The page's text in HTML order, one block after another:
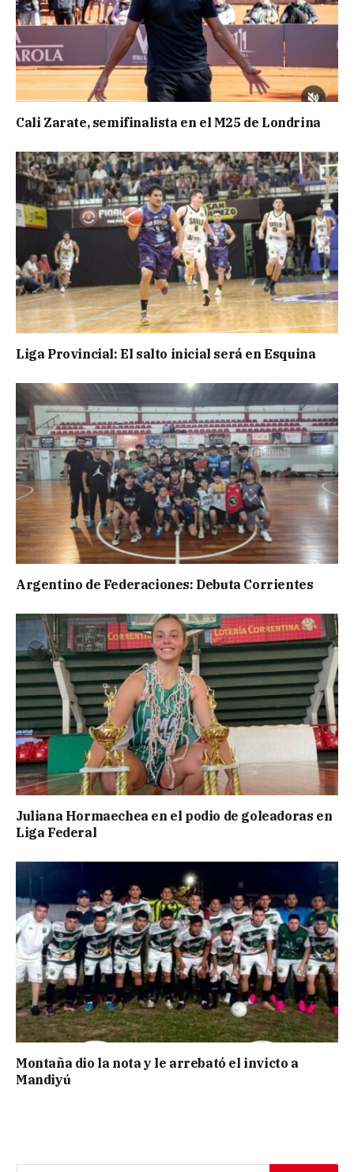
Cali Zarate, semifinalista en el M25 de Londrina
Liga Provincial: El salto inicial será en Esquina
Argentino de Federaciones: Debuta Corrientes
Juliana Hormaechea en el podio de goleadoras en
Liga Federal
Montaña dio la nota y le arrebató el invicto a
Mandiyú